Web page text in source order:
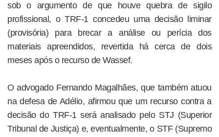
sob o argumento de que houve quebra de sigilo
profissional, o TRF-1 concedeu uma decisão liminar
(provisória) para brecar a análise ou perícia dos
materiais apreendidos, revertida há cerca de dois
meses após o recurso de Wassef.
O advogado Fernando Magalhães, que também atuou
na defesa de Adélio, afirmou que um recurso contra a
decisão do TRF-1 será analisado pelo STJ (Superior
Tribunal de Justiça) e, eventualmente, o STF (Supremo